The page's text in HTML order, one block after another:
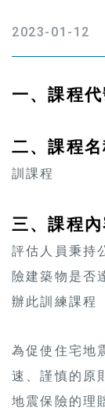
2023-01-12
一、課程代
二、課程名
訓課程
三、課程
評估人員秉持
險建築物是否
辦此訓練課程
為促使住宅地
速、謹慎的原
地震保險的理